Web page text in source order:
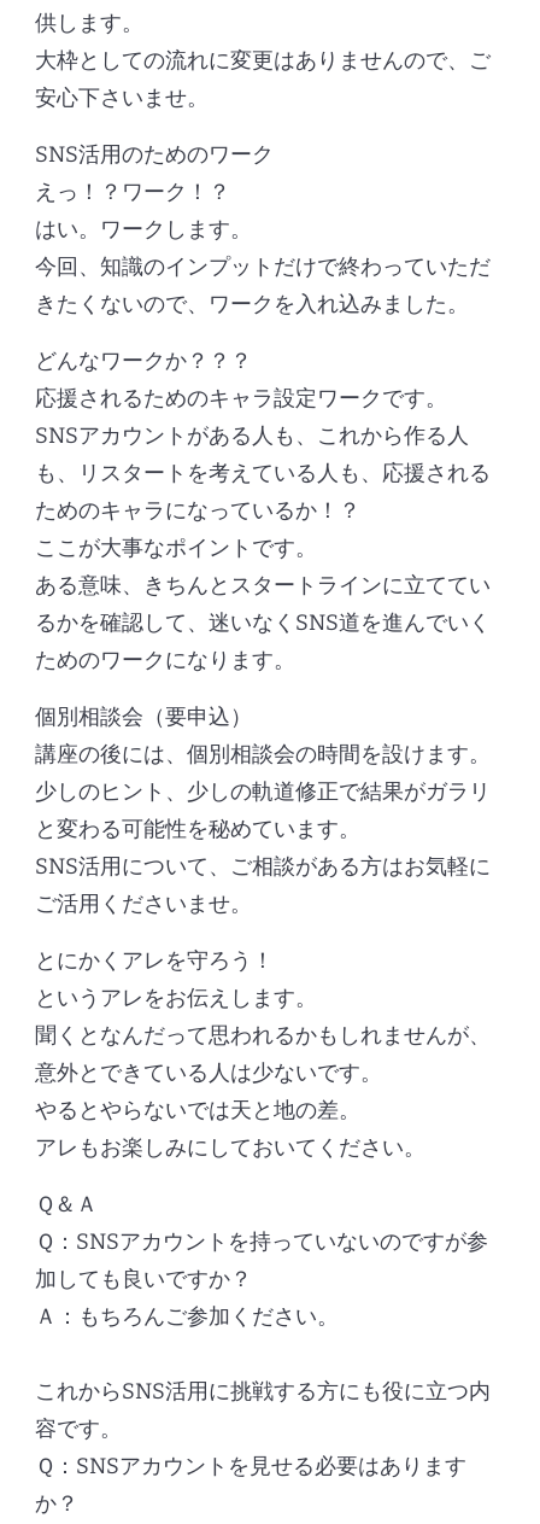
供します。
大枠としての流れに変更はありませんので、ご
安心下さいませ。
SNS活用のためのワーク
えっ！？ワーク！？
はい。ワークします。
今回、知識のインプットだけで終わっていただ
きたくないので、ワークを入れ込みました。
どんなワークか？？？
応援されるためのキャラ設定ワークです。
SNSアカウントがある人も、これから作る人
も、リスタートを考えている人も、応援される
ためのキャラになっているか！？
ここが大事なポイントです。
ある意味、きちんとスタートラインに立ててい
るかを確認して、迷いなくSNS道を進んでいく
ためのワークになります。
個別相談会（要申込）
講座の後には、個別相談会の時間を設けます。
少しのヒント、少しの軌道修正で結果がガラリ
と変わる可能性を秘めています。
SNS活用について、ご相談がある方はお気軽に
ご活用くださいませ。
とにかくアレを守ろう！
というアレをお伝えします。
聞くとなんだって思われるかもしれませんが、
意外とできている人は少ないです。
やるとやらないでは天と地の差。
アレもお楽しみにしておいてください。
Ｑ＆Ａ
Ｑ：SNSアカウントを持っていないのですが参
加しても良いですか？
Ａ：もちろんご参加ください。
これからSNS活用に挑戦する方にも役に立つ内
容です。
Ｑ：SNSアカウントを見せる必要はあります
か？